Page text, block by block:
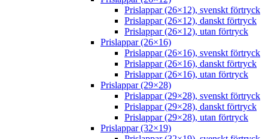
Prislappar (26×12), svenskt förtryck
Prislappar (26×12), danskt förtryck
Prislappar (26×12), utan förtryck
Prislappar (26×16)
Prislappar (26×16), svenskt förtryck
Prislappar (26×16), danskt förtryck
Prislappar (26×16), utan förtryck
Prislappar (29×28)
Prislappar (29×28), svenskt förtryck
Prislappar (29×28), danskt förtryck
Prislappar (29×28), utan förtryck
Prislappar (32×19)